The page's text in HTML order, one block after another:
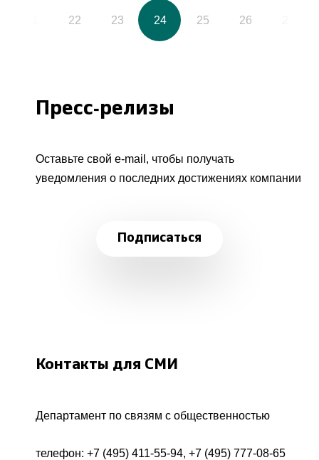
22 23 24 25 26
Пресс-релизы
Оставьте свой e-mail, чтобы получать
уведомления о последних достижениях компании
Подписаться
Контакты для СМИ
Департамент по связям с общественностью
телефон: +7 (495) 411-55-94, +7 (495) 777-08-65